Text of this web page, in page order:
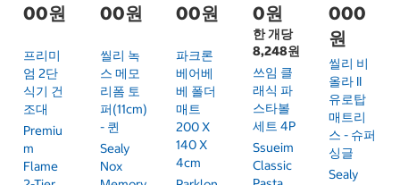
00원
프리미
엄 2단
식기 건
조대
Premiu
M
Flame
00원
씰리 녹
스 메모
리폼 토
퍼(11cm)
- 퀸
Sealy
Nox
00원
파크론
베어베
베 폴더
매트
200 X
140 X
4cm
0원
한 개당
8,248원
쓰임 클
래식 파
스타볼
세트 4P
Ssueim
Classic
000
원
씰리 비
올라 II
유로탑
매트리
스 - 슈퍼
싱글
Sealy